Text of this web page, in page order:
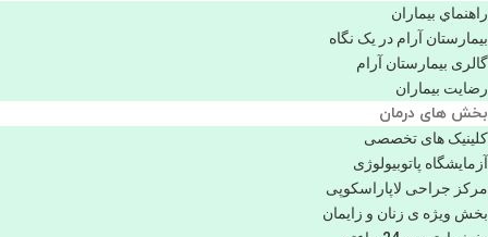
راهنماي بیماران
بیمارستان آرام در یک نگاه
گالری بیمارستان آرام
رضایت بیماران
بخش های درمان
کلینیک های تخصصی
آزمایشگاه پاتوبیولوژی
مرکز جراحی لاپاراسکوپی
بخش ویژه ی زنان و زایمان